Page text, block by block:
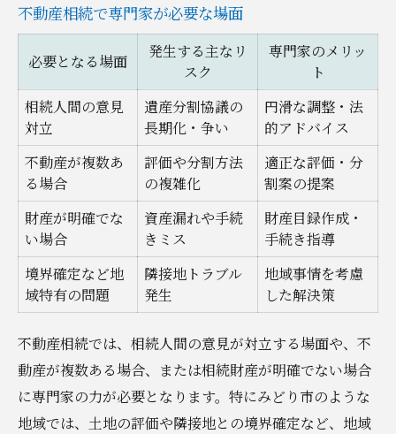
不動産相続で専門家が必要な場面
必要となる場面
発生する主なリ
スク
専門家のメリッ
ト
相続人間の意見
対立
遺産分割協議の
長期化・争い
円滑な調整・法
的アドバイス
不動産が複数あ
る場合
評価や分割方法
の複雑化
適正な評価・分
割案の提案
財産が明確でな
い場合
資産漏れや手続
きミス
財産目録作成・
手続き指導
境界確定など地
域特有の問題
隣接地トラブル
発生
地域事情を考慮
した解決策
不動産相続では、相続人間の意見が対立する場面や、不
動産が複数ある場合、または相続財産が明確でない場合
に専門家の力が必要となります。特にみどり市のような
地域では、土地の評価や隣接地との境界確定など、地域